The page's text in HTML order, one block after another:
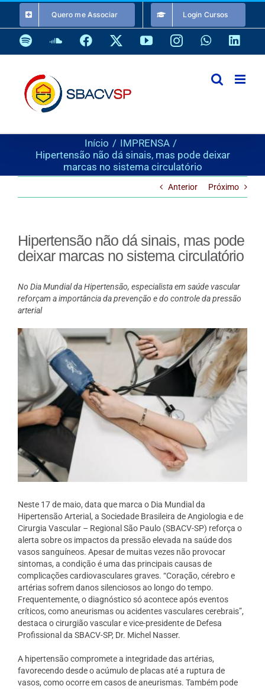
o
conteúdo
Quero me Associar Login Cursos
SpotifySoundCloud
Facebook YouTubeInstagramWhatsApp
Início
IMPRENSA
Hipertensão não dá sinais, mas pode deixar
marcas no sistema circulatório
Anterior Próximo
Hipertensão não dá sinais, mas pode
deixar marcas no sistema circulatório
No Dia Mundial da Hipertensão, especialista em saúde vascular
reforçam a importância da prevenção e do controle da pressão
arterial
Neste 17 de maio, data que marca o Dia Mundial da
Hipertensão Arterial, a Sociedade Brasileira de Angiologia e de
Cirurgia Vascular – Regional São Paulo (SBACV-SP) reforça o
alerta sobre os impactos da pressão elevada na saúde dos
vasos sanguíneos. Apesar de muitas vezes não provocar
sintomas, a condição é uma das principais causas de
complicações cardiovasculares graves. “Coração, cérebro e
artérias sofrem danos silenciosos ao longo do tempo.
Frequentemente, o diagnóstico só acontece após eventos
críticos, como aneurismas ou acidentes vasculares cerebrais”,
destaca o cirurgião vascular e vice-presidente de Defesa
Profissional da SBACV-SP, Dr. Michel Nasser.
A hipertensão compromete a integridade das artérias,
favorecendo desde o acúmulo de placas até a ruptura de
vasos, como ocorre em casos de aneurismas. Também pode